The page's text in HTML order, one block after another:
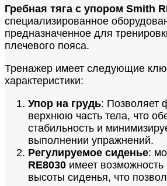
Гребная тяга с упором Smith
специализированное
предназначенное для
плечевого пояса.
Тренажер имеет следующие
характеристики:
Упор на грудь: Позволяет
верхнюю часть тела, что
стабильность и
выполнении упражнений.
Регулируемое сиденье:
RE8030 имеет возможность
высоты сиденья, что